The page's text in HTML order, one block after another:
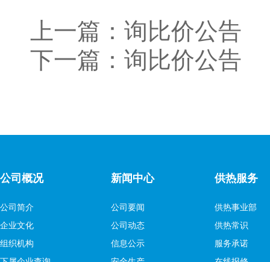
上一篇： 询比价公告
下一篇： 询比价公告
公司概况
公司简介
企业文化
组织机构
新闻中心
公司要闻
公司动态
信息公示
供热服务
供热事业部
供热常识
服务承诺